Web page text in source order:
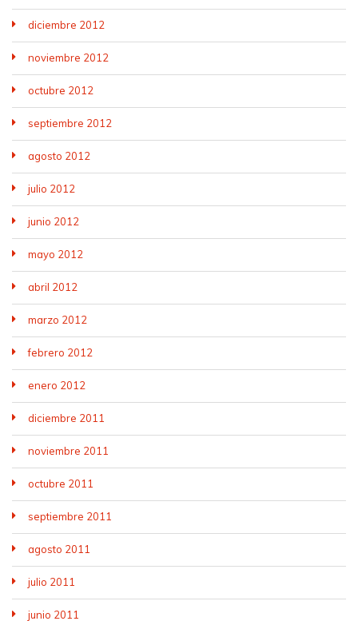
diciembre 2012
noviembre 2012
octubre 2012
septiembre 2012
agosto 2012
julio 2012
junio 2012
mayo 2012
abril 2012
marzo 2012
febrero 2012
enero 2012
diciembre 2011
noviembre 2011
octubre 2011
septiembre 2011
agosto 2011
julio 2011
junio 2011